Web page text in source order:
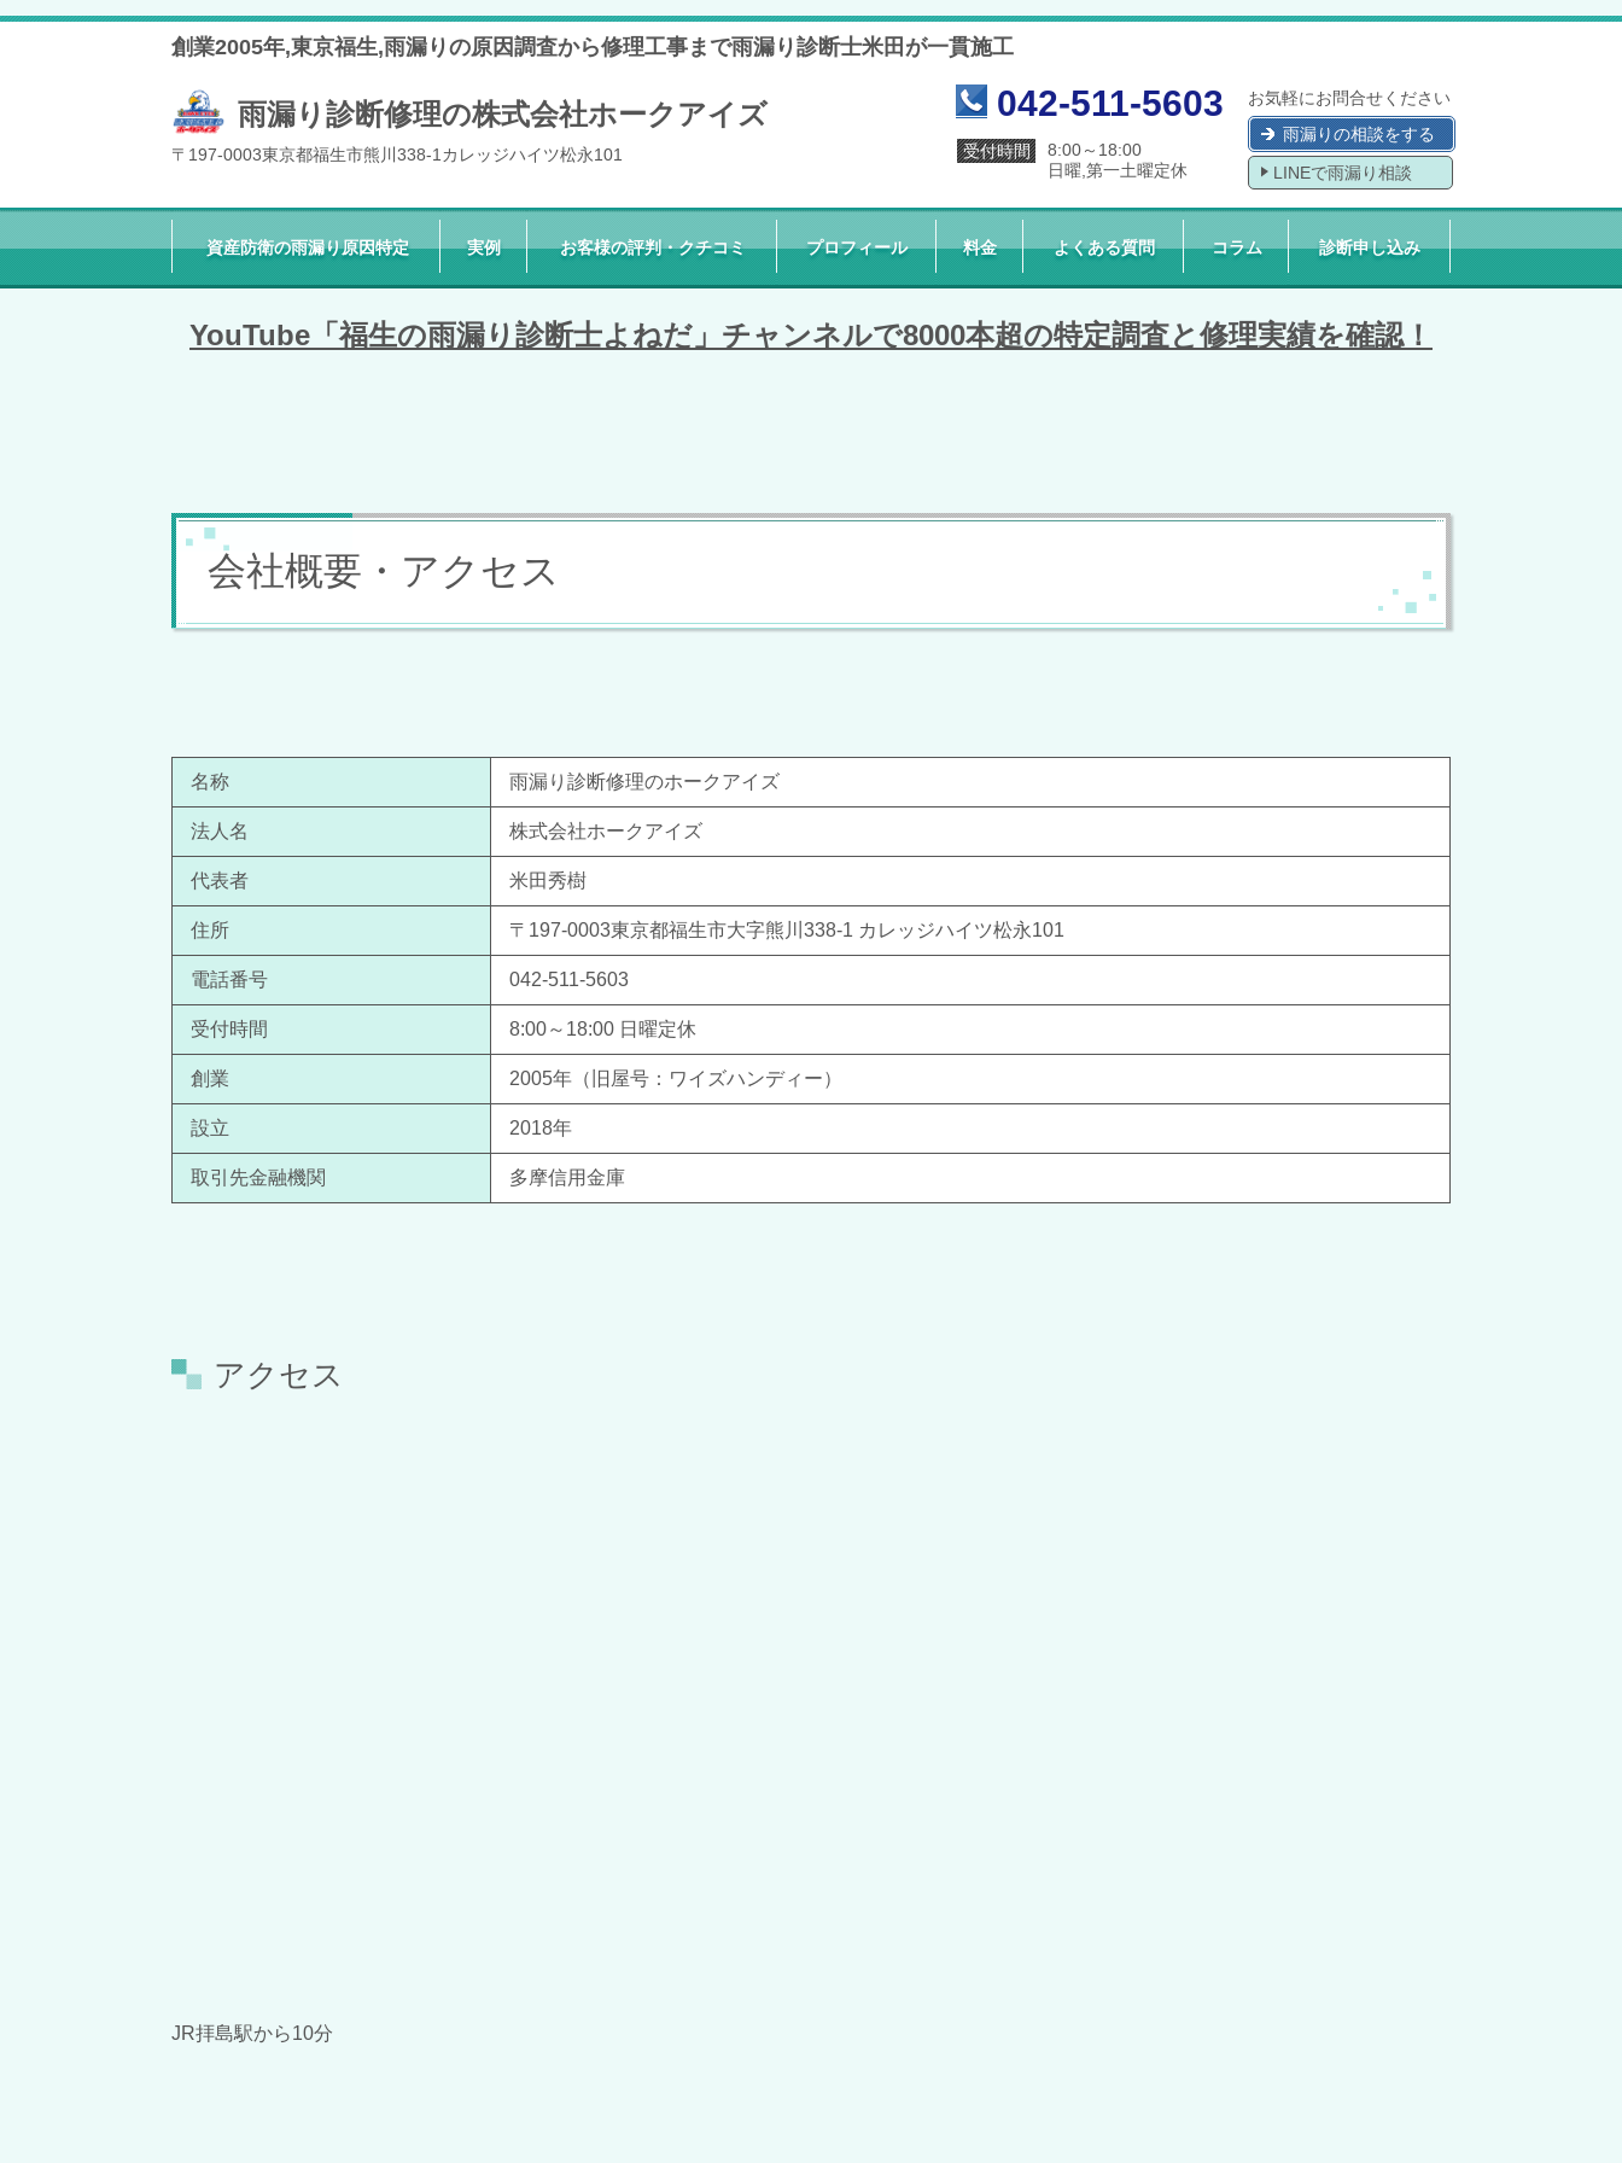
創業2005年,東京福生,雨漏りの原因調査から修理工事まで雨漏り診断士米田が一貫施工
雨漏り診断修理の株式会社ホークアイズ
〒197-0003東京都福生市熊川338-1カレッジハイツ松永101
042-511-5603
受付時間
8:00～18:00
日曜,第一土曜定休
お気軽にお問合せください
雨漏りの相談をする
LINEで雨漏り相談
資産防衛の雨漏り原因特定 実例 お客様の評判・クチコミ プロフィール 料金 よくある質問 コラム 診断申し込み
YouTube「福生の雨漏り診断士よねだ」チャンネルで8000本超の特定調査と修理実績を確認！
会社概要・アクセス
名称 雨漏り診断修理のホークアイズ
法人名 株式会社ホークアイズ
代表者 米田秀樹
住所 〒197-0003東京都福生市大字熊川338-1 カレッジハイツ松永101
電話番号 042-511-5603
受付時間 8:00～18:00 日曜定休
創業 2005年（旧屋号：ワイズハンディー）
設立 2018年
取引先金融機関 多摩信用金庫
アクセス
JR拝島駅から10分